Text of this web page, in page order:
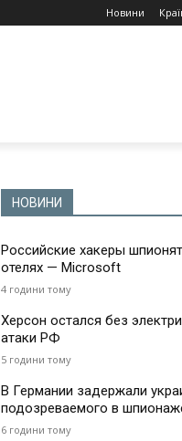
Новини
НОВИНИ
Российские хакеры
отелях — Microsoft
4 години тому
Херсон остался без
атаки РФ
5 години тому
В Германии задержали
подозреваемого в
6 години тому